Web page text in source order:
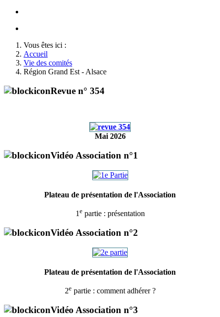
Vous êtes ici :
Accueil
Vie des comités
Région Grand Est - Alsace
Revue n° 354
Mai 2026
Vidéo Association n°1
Plateau de présentation de l'Association
1 epartie : présentation
Vidéo Association n°2
Plateau de présentation de l'Association
2epartie : comment adhérer ?
Vidéo Association n°3